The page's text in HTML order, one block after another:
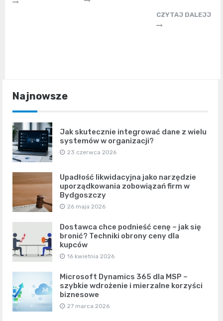
CZYTAJ DALEJJ
Najnowsze
Jak skutecznie integrować dane z wielu
systemów w organizacji?
23 czerwca 2026
Upadłość likwidacyjna jako narzędzie
uporządkowania zobowiązań firm w
Bydgoszczy
26 maja 2026
Dostawca chce podnieść cenę – jak się
bronić? Techniki obrony ceny dla
kupców
16 kwietnia 2026
Microsoft Dynamics 365 dla MSP –
szybkie wdrożenie i mierzalne korzyści
biznesowe
27 marca 2026